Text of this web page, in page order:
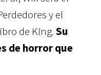
y el
de King.Su
de horror que